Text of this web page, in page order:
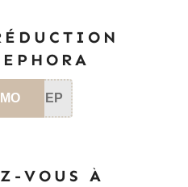
SEP
VOUS À